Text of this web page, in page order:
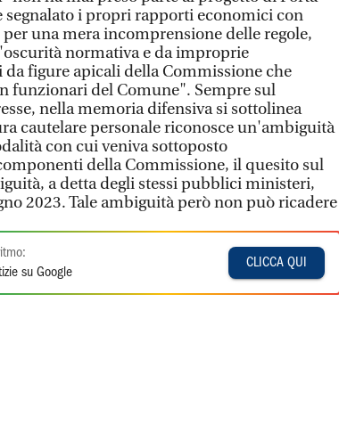
segnalato i propri rapporti economici con
una mera incomprensione delle regole,
normativa e da improprie
figure apicali della Commissione che
funzionari del Comune". Sempre sul
nella memoria difensiva si sottolinea
cautelare personale riconosce un'ambiguità
con cui veniva sottoposto
della Commissione, il quesito sul
a detta degli stessi pubblici ministeri,
2023. Tale ambiguità però non può ricadere
su Google
CLICCA QUI